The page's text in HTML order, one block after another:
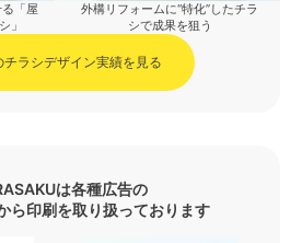
「屋
」
外構リフォームに“特化”したチラ
シで成果を狙う
チラシデザイン実績を見る
は各種広告の
ら印刷を取り扱っております